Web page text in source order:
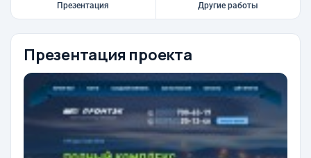
Презентация Другие работы
Презентация проекта